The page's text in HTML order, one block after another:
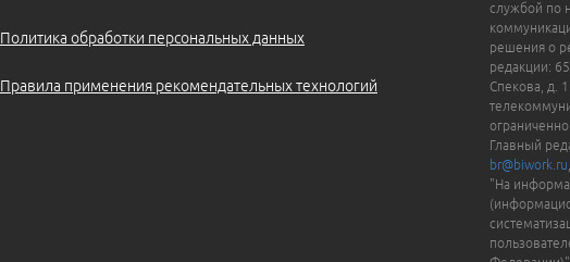
Политика обработки персональных данных
Правила применения рекомендательных технологий
службой по
решения о
редакции:
Спекова, д.
Главный
br@biwork.ru
"На